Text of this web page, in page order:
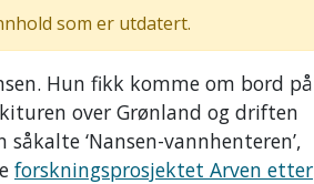
som er utdatert.
Hun fikk komme om bord på
over Grønland og driften
‘Nansen-vannhenteren’,
forskningsprosjektet Arven etter